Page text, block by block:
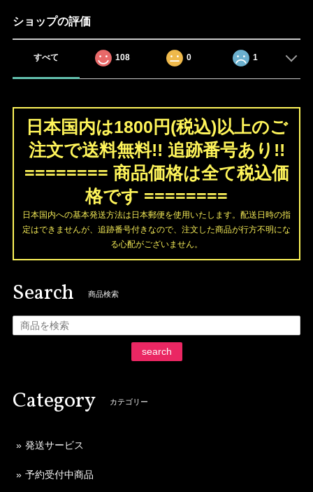
ショップの評価
すべて 108 0 1
日本国内は1800円(税込)以上のご
注文で送料無料!! 追跡番号あり!!
======== 商品価格は全て税込価
格です ========
日本国内への基本発送方法は日本郵便を使用いたします。配送日時の指
定はできませんが、追跡番号付きなので、注文した商品が行方不明にな
る心配がございません。
Search 商品検索
search
Category カテゴリー
発送サービス
予約受付中商品